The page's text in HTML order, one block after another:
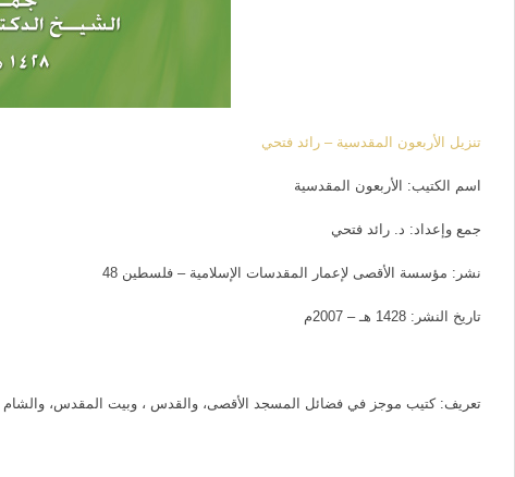
تنزيل الأربعون المقدسية – رائد فتحي
اسم الكتيب: الأربعون المقدسية
جمع وإعداد: د. رائد فتحي
نشر: مؤسسة الأقصى لإعمار المقدسات الإسلامية – فلسطين 48
تاريخ النشر: 1428 هـ – 2007م
تعريف: كتيب موجز في فضائل المسجد الأقصى، والقدس ، وبيت المقدس، والشام عامة، يتضمن نص 40 حديثا نبويا في هذا الباب